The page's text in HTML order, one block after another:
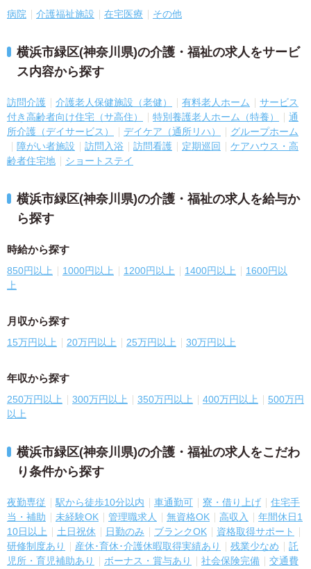
病院 介護福祉施設 在宅医療 その他
横浜市緑区(神奈川県)の介護・福祉の求人をサービ
ス内容から探す
訪問介護 介護老人保健施設（老健） 有料老人ホーム
サービス
付き高齢者向け住宅（サ高住）
特別養護老人ホーム（特養）
通
所介護（デイサービス）
デイケア（通所リハ）
グループホーム
障がい者施設
訪問入浴 訪問看護 定期巡回
ケアハウス・高
齢者住宅地
ショートステイ
横浜市緑区(神奈川県)の介護・福祉の求人を給与か
ら探す
時給から探す
850円以上 1000円以上 1200円以上 1400円以上
1600円以
上
月収から探す
15万円以上 20万円以上 25万円以上 30万円以上
年収から探す
250万円以上 300万円以上 350万円以上 400万円以上
500万円
以上
横浜市緑区(神奈川県)の介護・福祉の求人をこだわ
り条件から探す
夜勤専従 駅から徒歩10分以内 車通勤可 寮・借り上げ
住宅手
当・補助
未経験OK 管理職求人 無資格OK 高収入
年間休日1
10日以上
土日祝休 日勤のみ ブランクOK
資格取得サポート
研修制度あり
産休･育休･介護休暇取得実績あり 残業少なめ
託
児所・育児補助あり
ボーナス・賞与あり 社会保険完備
交通費